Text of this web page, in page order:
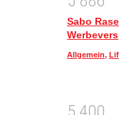
Sabo
Allgemein,